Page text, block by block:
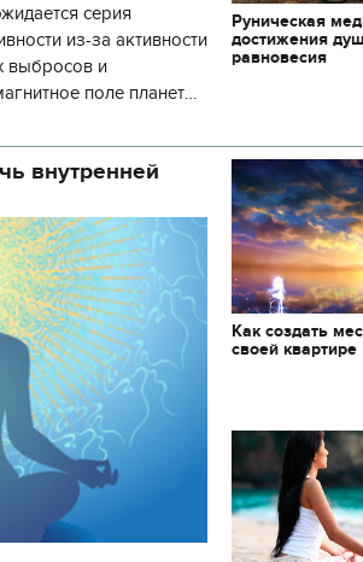
серия
из-за активности
выбросов и
поле планеты.
Руническая
достижения
равновесия
внутренней
Как создать
своей квартире